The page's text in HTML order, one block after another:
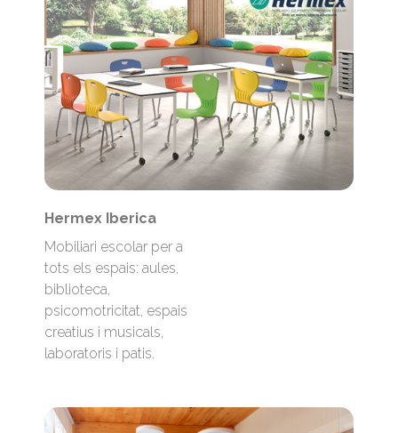
Hermex Iberica
Mobiliari escolar per a
tots els espais: aules,
biblioteca,
psicomotricitat, espais
creatius i musicals,
laboratoris i patis.